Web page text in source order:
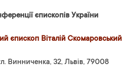
єпископів України
єпископ Віталій Скомаровський
Винниченка, 32, Львів, 79008